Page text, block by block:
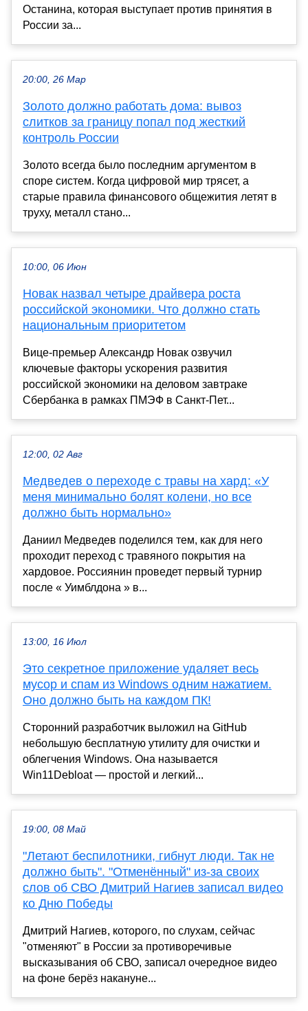
Останина, которая выступает против принятия в
России за...
20:00, 26 Мар
Золото должно работать дома: вывоз
слитков за границу попал под жесткий
контроль России
Золото всегда было последним аргументом в
споре систем. Когда цифровой мир трясет, а
старые правила финансового общежития летят в
труху, металл стано...
10:00, 06 Июн
Новак назвал четыре драйвера роста
российской экономики. Что должно стать
национальным приоритетом
Вице-премьер Александр Новак озвучил
ключевые факторы ускорения развития
российской экономики на деловом завтраке
Сбербанка в рамках ПМЭФ в Санкт-Пет...
12:00, 02 Авг
Медведев о переходе с травы на хард: «У
меня минимально болят колени, но все
должно быть нормально»
Даниил Медведев поделился тем, как для него
проходит переход с травяного покрытия на
хардовое. Россиянин проведет первый турнир
после « Уимблдона » в...
13:00, 16 Июл
Это секретное приложение удаляет весь
мусор и спам из Windows одним нажатием.
Оно должно быть на каждом ПК!
Сторонний разработчик выложил на GitHub
небольшую бесплатную утилиту для очистки и
облегчения Windows. Она называется
Win11Debloat — простой и легкий...
19:00, 08 Май
"Летают беспилотники, гибнут люди. Так не
должно быть". "Отменённый" из-за своих
слов об СВО Дмитрий Нагиев записал видео
ко Дню Победы
Дмитрий Нагиев, которого, по слухам, сейчас
"отменяют" в России за противоречивые
высказывания об СВО, записал очередное видео
на фоне берёз накануне...